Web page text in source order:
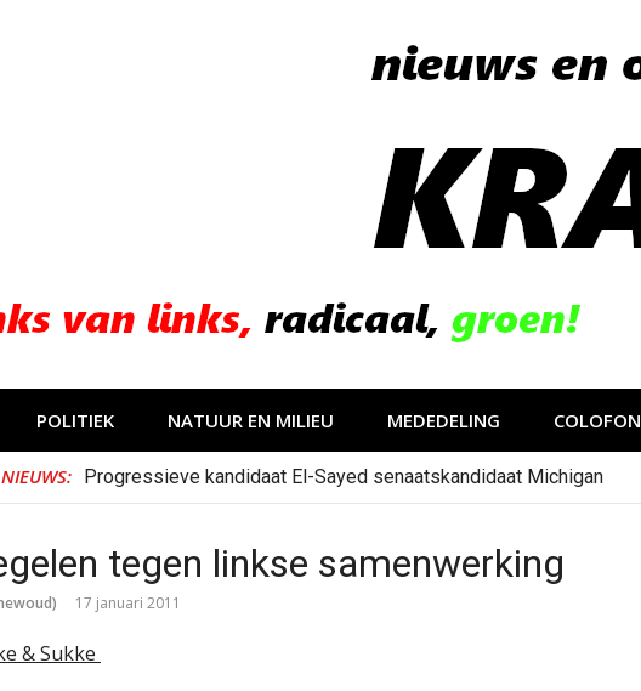
POLITIEK NATUUR EN MILIEU MEDEDELING COLOFON
Progressieve kandidaat El-Sayed senaatskandidaat Michigan
tegen linkse samenwerking
17 januari 2011
& Sukke